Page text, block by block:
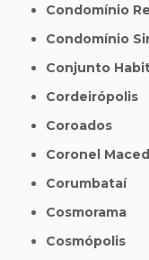
Condomínio
Condomínio
Conjunto
Cordeirópolis
Coroados
Coronel
Corumbataí
Cosmorama
Cosmópolis